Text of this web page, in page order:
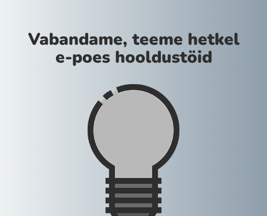
Vabandame, teeme hetkel
e-poes hooldustöid